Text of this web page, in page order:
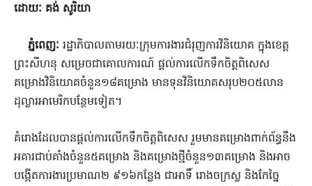
ដោយៈ គង់ សូរិយា
ភ្នំពេញៈ រដ្ឋាភិបាលតាមរយៈក្រុមការងារជំរុញការវិនិយោគ ក្នុងខេត្ត
ព្រះសីហនុ សម្រេចជាគោលការណ៍ ផ្តល់ការលើកទឹកចិត្តពិសេ​ស
គម្រោងវិនិយោគចំនួន១៨គម្រោង មានទុនវិនិយោគសរុប២០៥លាន
ដុល្លារអាមេរិកបន្ថែមទៀត។
គំរោងដែលបានផ្តល់ការលើកទឹកចិត្តពិសេស រួមមានគម្រោងពាក់ព័ន្ធនឹង
អគារជាប់គាំងចំនួន៥គម្រោង និងគម្រោងថ្មីចំនួន១៣គម្រោង និងអាច
បង្កើតការងារប្រមាណ២ ៩១៦កន្លែង ជាអាទិ៍ រោងចក្រស្ល និងកែច្នៃ